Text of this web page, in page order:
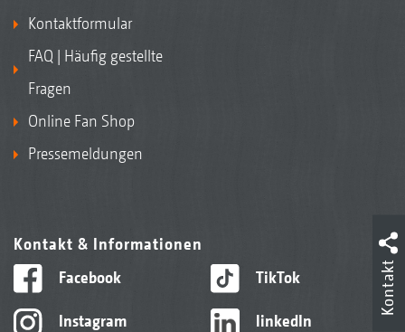
Kontaktformular
FAQ | Häufig gestellte
Fragen
Online Fan Shop
Pressemeldungen
Kontakt & Informationen
Facebook
Instagram
TikTok
linkedIn
Kontakt